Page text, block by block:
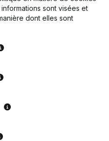
sont visées et
dont elles sont
Produit
Informations d’entreprise